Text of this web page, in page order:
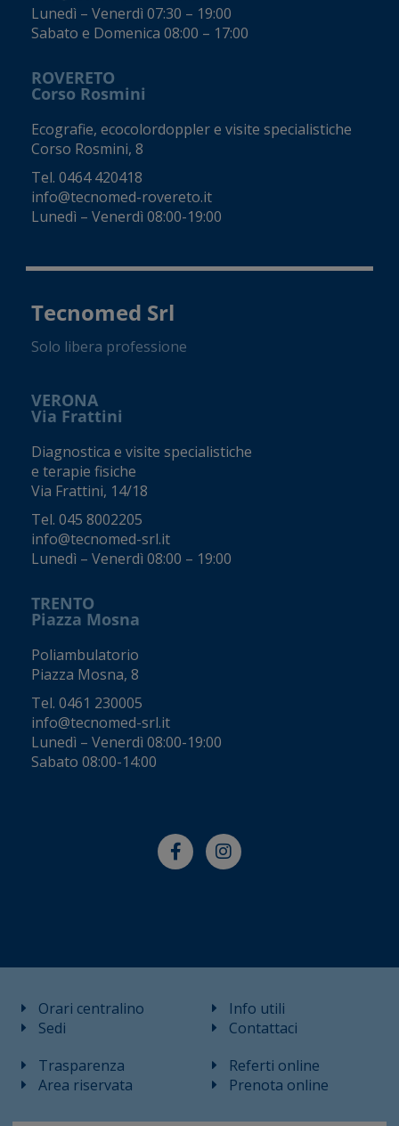
Lunedì – Venerdì 07:30 – 19:00
Sabato e Domenica 08:00 – 17:00
ROVERETO
Corso Rosmini
Ecografie, ecocolordoppler e visite specialistiche
Corso Rosmini, 8
Tel. 0464 420418
info@tecnomed-rovereto.it
Lunedì – Venerdì 08:00-19:00
Tecnomed Srl
Solo libera professione
VERONA
Via Frattini
Diagnostica e visite specialistiche
e terapie fisiche
Via Frattini, 14/18
Tel. 045 8002205
info@tecnomed-srl.it
Lunedì – Venerdì 08:00 – 19:00
TRENTO
Piazza Mosna
Poliambulatorio
Piazza Mosna, 8
Tel. 0461 230005
info@tecnomed-srl.it
Lunedì – Venerdì 08:00-19:00
Sabato 08:00-14:00
Orari centralino
Sedi
Info utili
Contattaci
Trasparenza
Area riservata
Referti online
Prenota online